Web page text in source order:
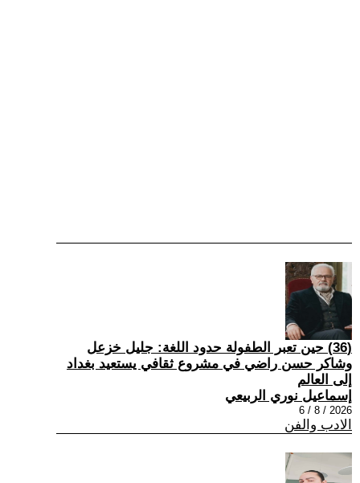
(36) حين تعبر الطفولة حدود اللغة: جليل خزعل
وشاكر حسن راضي في مشروع ثقافي يستعيد بغداد
إلى العالم
إسماعيل نوري الربيعي
2026 / 8 / 6
الادب والفن